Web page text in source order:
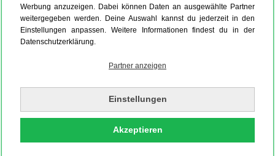
Werbung anzuzeigen. Dabei können Daten an ausgewählte Partner
weitergegeben werden. Deine Auswahl kannst du jederzeit in den
Einstellungen anpassen. Weitere Informationen findest du in der
Datenschutzerklärung.
Partner anzeigen
Einstellungen
Akzeptieren